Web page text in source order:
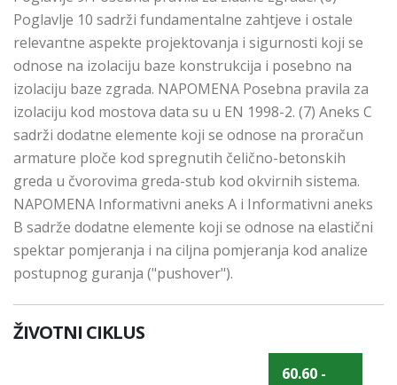
Poglavlje 10 sadrži fundamentalne zahtjeve i ostale
relevantne aspekte projektovanja i sigurnosti koji se
odnose na izolaciju baze konstrukcija i posebno na
izolaciju baze zgrada. NAPOMENA Posebna pravila za
izolaciju kod mostova data su u EN 1998-2. (7) Aneks C
sadrži dodatne elemente koji se odnose na proračun
armature ploče kod spregnutih čelično-betonskih
greda u čvorovima greda-stub kod okvirnih sistema.
NAPOMENA Informativni aneks A i Informativni aneks
B sadrže dodatne elemente koji se odnose na elastični
spektar pomjeranja i na ciljna pomjeranja kod analize
postupnog guranja ("pushover").
ŽIVOTNI CIKLUS
60.60 -